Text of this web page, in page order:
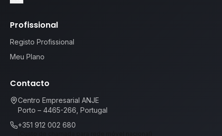
Profissional
Registo Profissional
Meu Plano
Contacto
Centro Empresarial ANJE
Porto – 4465-266, Portugal
+351 912 002 680